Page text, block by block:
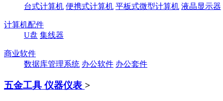
台式计算机 便携式计算机 平板式微型计算机 液晶显示器
计算机配件
U盘 集线器
商业软件
数据库管理系统 办公软件 办公套件
五金工具 仪器仪表 >